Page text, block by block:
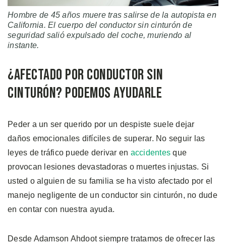
Hombre de 45 años muere tras salirse de la autopista en
California. El cuerpo del conductor sin cinturón de
seguridad salió expulsado del coche, muriendo al
instante.
¿Afectado por Conductor sin
Cinturón? Podemos Ayudarle
Peder a un ser querido por un despiste suele dejar
daños emocionales difíciles de superar. No seguir las
leyes de tráfico puede derivar en accidentes que
provocan lesiones devastadoras o muertes injustas. Si
usted o alguien de su familia se ha visto afectado por el
manejo negligente de un conductor sin cinturón, no dude
en contar con nuestra ayuda.
Desde Adamson Ahdoot siempre tratamos de ofrecer las